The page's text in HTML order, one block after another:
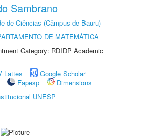
Sambrano
de Ciências (Câmpus de Bauru)
DE MATEMÁTICA
Category: RDIDP Academic
Lattes
Google Scholar
Fapesp
Dimensions
UNESP